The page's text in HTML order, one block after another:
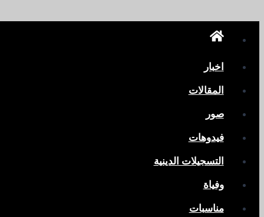
اخبار
المقالات
صور
فيدوهات
التسجيلات الدينية
وفياة
مناسبات